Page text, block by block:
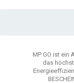
MP GO ist ein
das